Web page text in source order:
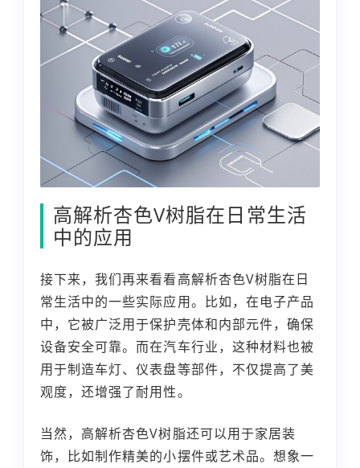
高解析杏色V树脂在日常生活
中的应用
接下来，我们再来看看高解析杏色V树脂在日
常生活中的一些实际应用。比如，在电子产品
中，它被广泛用于保护壳体和内部元件，确保
设备安全可靠。而在汽车行业，这种材料也被
用于制造车灯、仪表盘等部件，不仅提高了美
观度，还增强了耐用性。
当然，高解析杏色V树脂还可以用于家居装
饰，比如制作精美的小摆件或艺术品。想象一